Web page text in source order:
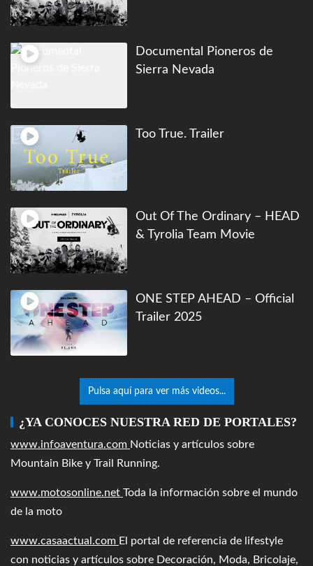
Documental Pioneros de
Sierra Nevada
Too True. Trailer
Out Of The Ordinary – HEAD
& Tyrolia Team Movie
ONE STEP AHEAD – Official
Trailer 2025
Pulsa aquí para ver más videos...
¿YA CONOCES NUESTRA RED DE PORTALES?
www.infoaventura.com Noticias y artículos sobre
Mountain Bike y Trail Running.
www.motosonline.net Toda la información sobre el mundo
de la moto
www.casaactual.com El portal de referencia de lifestyle
con noticias y artículos sobre Decoración, Moda, Bricolaje,